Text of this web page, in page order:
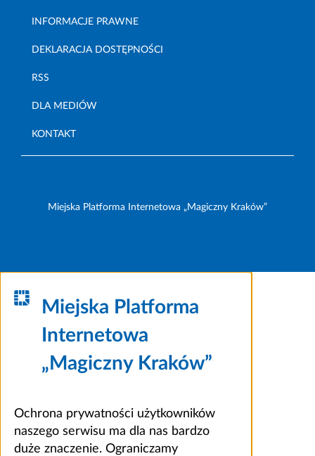
INFORMACJE PRAWNE
DEKLARACJA DOSTĘPNOŚCI
RSS
DLA MEDIÓW
KONTAKT
Miejska Platforma Internetowa „Magiczny Kraków”
Miejska Platforma
Internetowa
„Magiczny Kraków”
Ochrona prywatności użytkowników
naszego serwisu ma dla nas bardzo
duże znaczenie. Ograniczamy